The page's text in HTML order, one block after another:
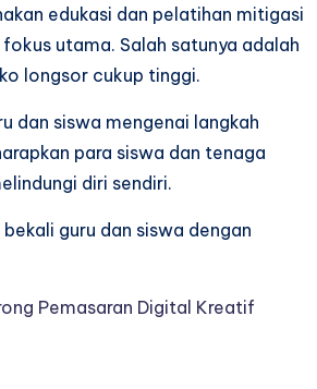
edukasi dan pelatihan mitigasi
utama. Salah satunya adalah
longsor cukup tinggi.
dan siswa mengenai langkah
para siswa dan tenaga
diri sendiri.
guru dan siswa dengan
Pemasaran Digital Kreatif